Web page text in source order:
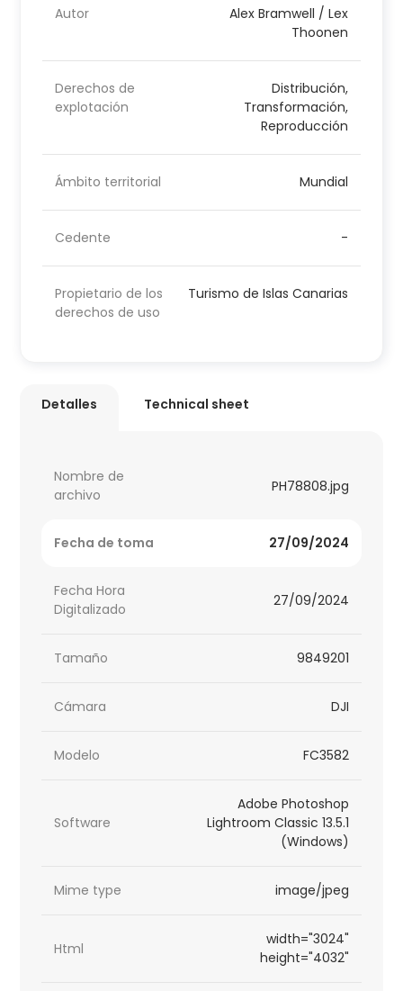
Autor
Alex Bramwell / Lex
Thoonen
Derechos de
explotación
Distribución,
Transformación,
Reproducción
Ámbito territorial Mundial
Cedente -
Propietario de los
derechos de uso
Turismo de Islas Canarias
Detalles Technical sheet
Nombre de
archivo
PH78808.jpg
Fecha de toma 27/09/2024
Fecha Hora
Digitalizado
27/09/2024
Tamaño 9849201
Cámara DJI
Modelo FC3582
Software
Adobe Photoshop
Lightroom Classic 13.5.1
(Windows)
Mime type image/jpeg
Html
width="3024"
height="4032"